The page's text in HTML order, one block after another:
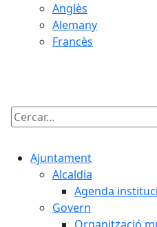
Anglès
Alemany
Francès
Cercar:
Ajuntament
Alcaldia
Agenda
Govern